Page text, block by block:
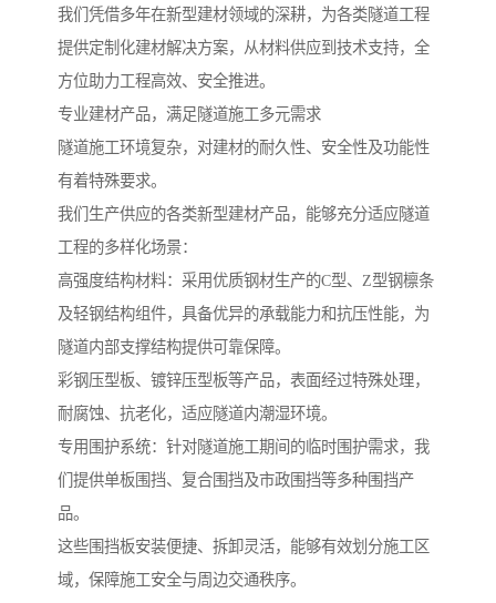
我们凭借多年在新型建材领域的深耕，为各类隧道工程
提供定制化建材解决方案，从材料供应到技术支持，全
方位助力工程高效、安全推进。
专业建材产品，满足隧道施工多元需求
隧道施工环境复杂，对建材的耐久性、安全性及功能性
有着特殊要求。
我们生产供应的各类新型建材产品，能够充分适应隧道
工程的多样化场景：
高强度结构材料：采用优质钢材生产的C型、Z型钢檩条
及轻钢结构组件，具备优异的承载能力和抗压性能，为
隧道内部支撑结构提供可靠保障。
彩钢压型板、镀锌压型板等产品，表面经过特殊处理，
耐腐蚀、抗老化，适应隧道内潮湿环境。
专用围护系统：针对隧道施工期间的临时围护需求，我
们提供单板围挡、复合围挡及市政围挡等多种围挡产
品。
这些围挡板安装便捷、拆卸灵活，能够有效划分施工区
域，保障施工安全与周边交通秩序。